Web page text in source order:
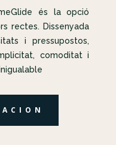
és la opció
rectes. Dissenyada
i pressupostos,
comoditat i